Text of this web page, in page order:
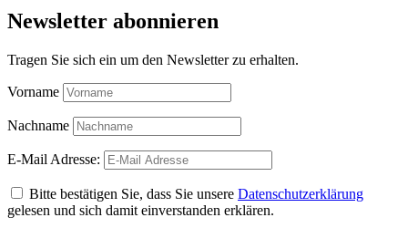
Newsletter abonnieren
Tragen Sie sich ein um den Newsletter zu erhalten.
Vorname
Nachname
E-Mail Adresse:
Bitte bestätigen Sie, dass Sie unsere Datenschutzerklärung
gelesen und sich damit einverstanden erklären.